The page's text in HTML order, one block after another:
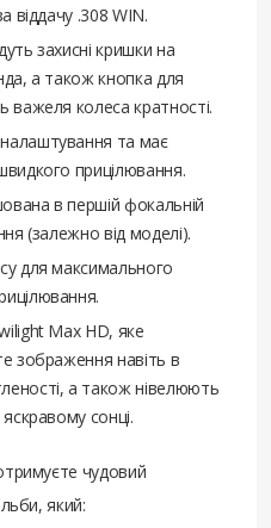
віддачу .308 WIN.
захисні кришки на
а також кнопка для
важеля колеса кратності.
та має
прицілювання.
в першій фокальній
(залежно від моделі).
для максимального
Max HD, яке
зображення навіть в
а також нівелюють
сонці.
чудовий
який: